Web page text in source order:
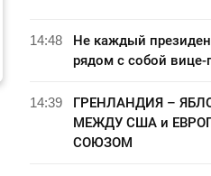
14:48
Не каждый
рядом с собой вице-
14:39
ГРЕНЛАНДИЯ –
МЕЖДУ США и
СОЮЗОМ